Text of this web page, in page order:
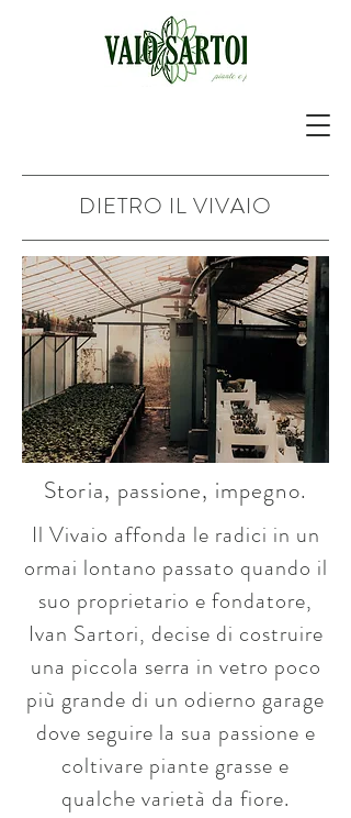
DIETRO IL VIVAIO
Storia, passione, impegno.
Il Vivaio affonda le radici in un
ormai lontano passato quando il
suo proprietario e fondatore,
Ivan Sartori, decise di costruire
una piccola serra in vetro poco
più grande di un odierno garage
dove seguire la sua passione e
coltivare piante grasse e
qualche varietà da fiore.